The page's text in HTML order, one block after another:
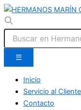
☰
Inicio
Servicio al Cliente
Contacto